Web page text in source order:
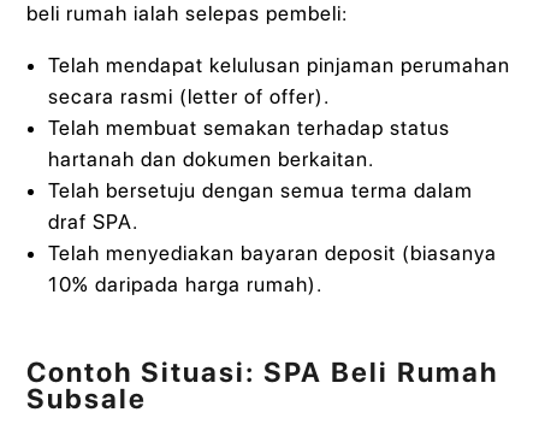
beli rumah ialah selepas pembeli:
Telah mendapat kelulusan pinjaman perumahan
secara rasmi (letter of offer).
Telah membuat semakan terhadap status
hartanah dan dokumen berkaitan.
Telah bersetuju dengan semua terma dalam
draf SPA.
Telah menyediakan bayaran deposit (biasanya
10% daripada harga rumah).
Contoh Situasi: SPA Beli Rumah
Subsale